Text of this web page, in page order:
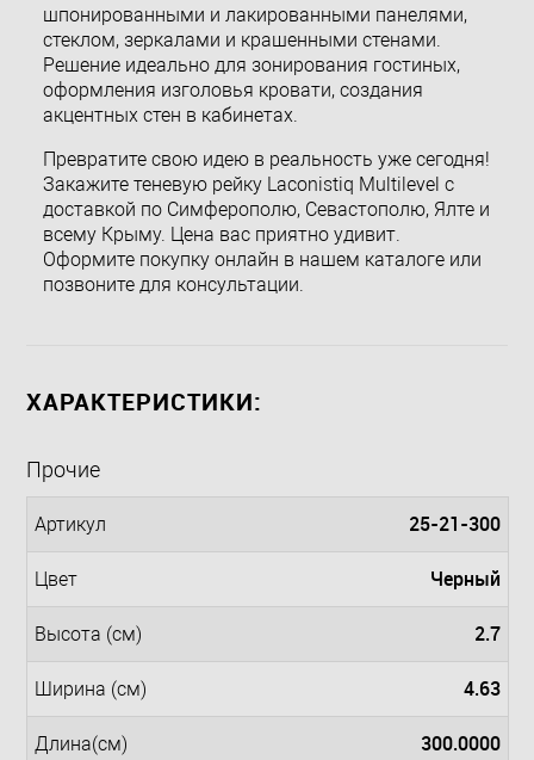
шпонированными и лакированными панелями,
стеклом, зеркалами и крашенными стенами.
Решение идеально для зонирования гостиных,
оформления изголовья кровати, создания
акцентных стен в кабинетах.
Превратите свою идею в реальность уже сегодня!
Закажите теневую рейку Laconistiq Multilevel с
доставкой по Симферополю, Севастополю, Ялте и
всему Крыму. Цена вас приятно удивит.
Оформите покупку онлайн в нашем каталоге или
позвоните для консультации.
ХАРАКТЕРИСТИКИ:
Прочие
Артикул 25-21-300
Цвет Черный
Высота (см) 2.7
Ширина (см) 4.63
Длина(см) 300.0000